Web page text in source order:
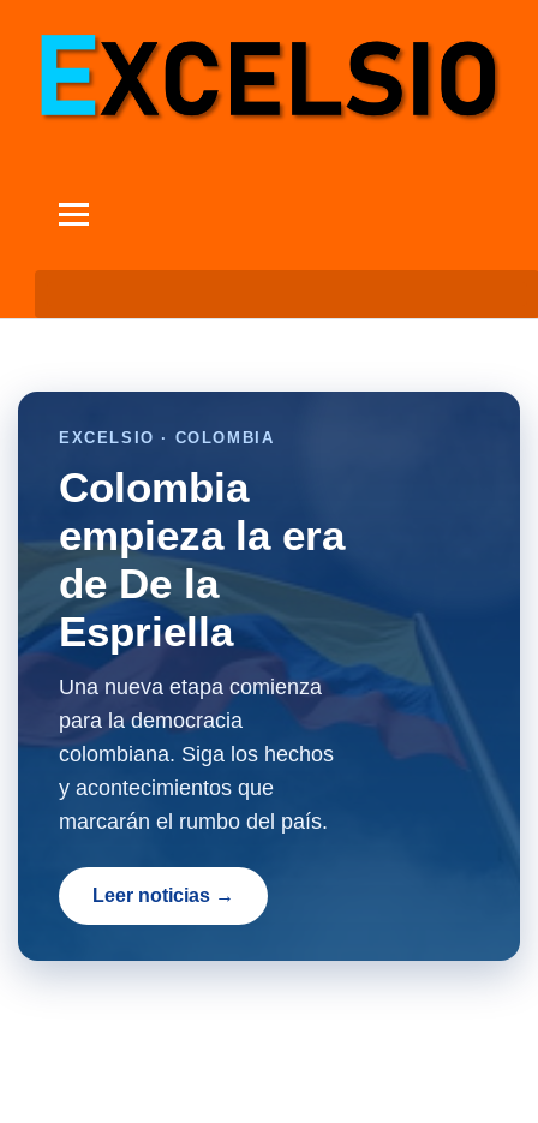
EXCELSIO · COLOMBIA
Colombia
empieza la era
de De la
Espriella
Una nueva etapa comienza
para la democracia
colombiana. Siga los hechos
y acontecimientos que
marcarán el rumbo del país.
Leer noticias →